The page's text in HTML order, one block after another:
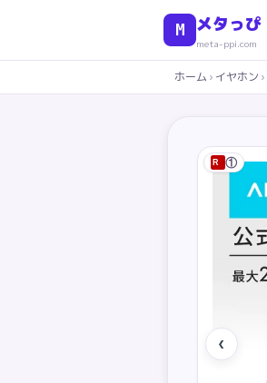
M メタっぴ
meta-ppi.com
ホーム › イヤホン ›
R ①
‹